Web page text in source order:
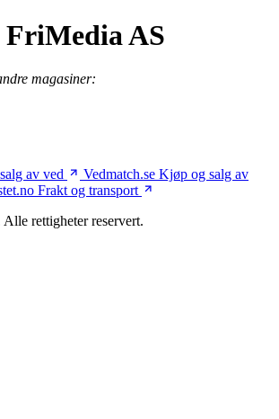
FriMedia AS
magasiner:
av ved Vedmatch.se Kjøp og salg av
Frakt og transport
Alle rettigheter reservert.